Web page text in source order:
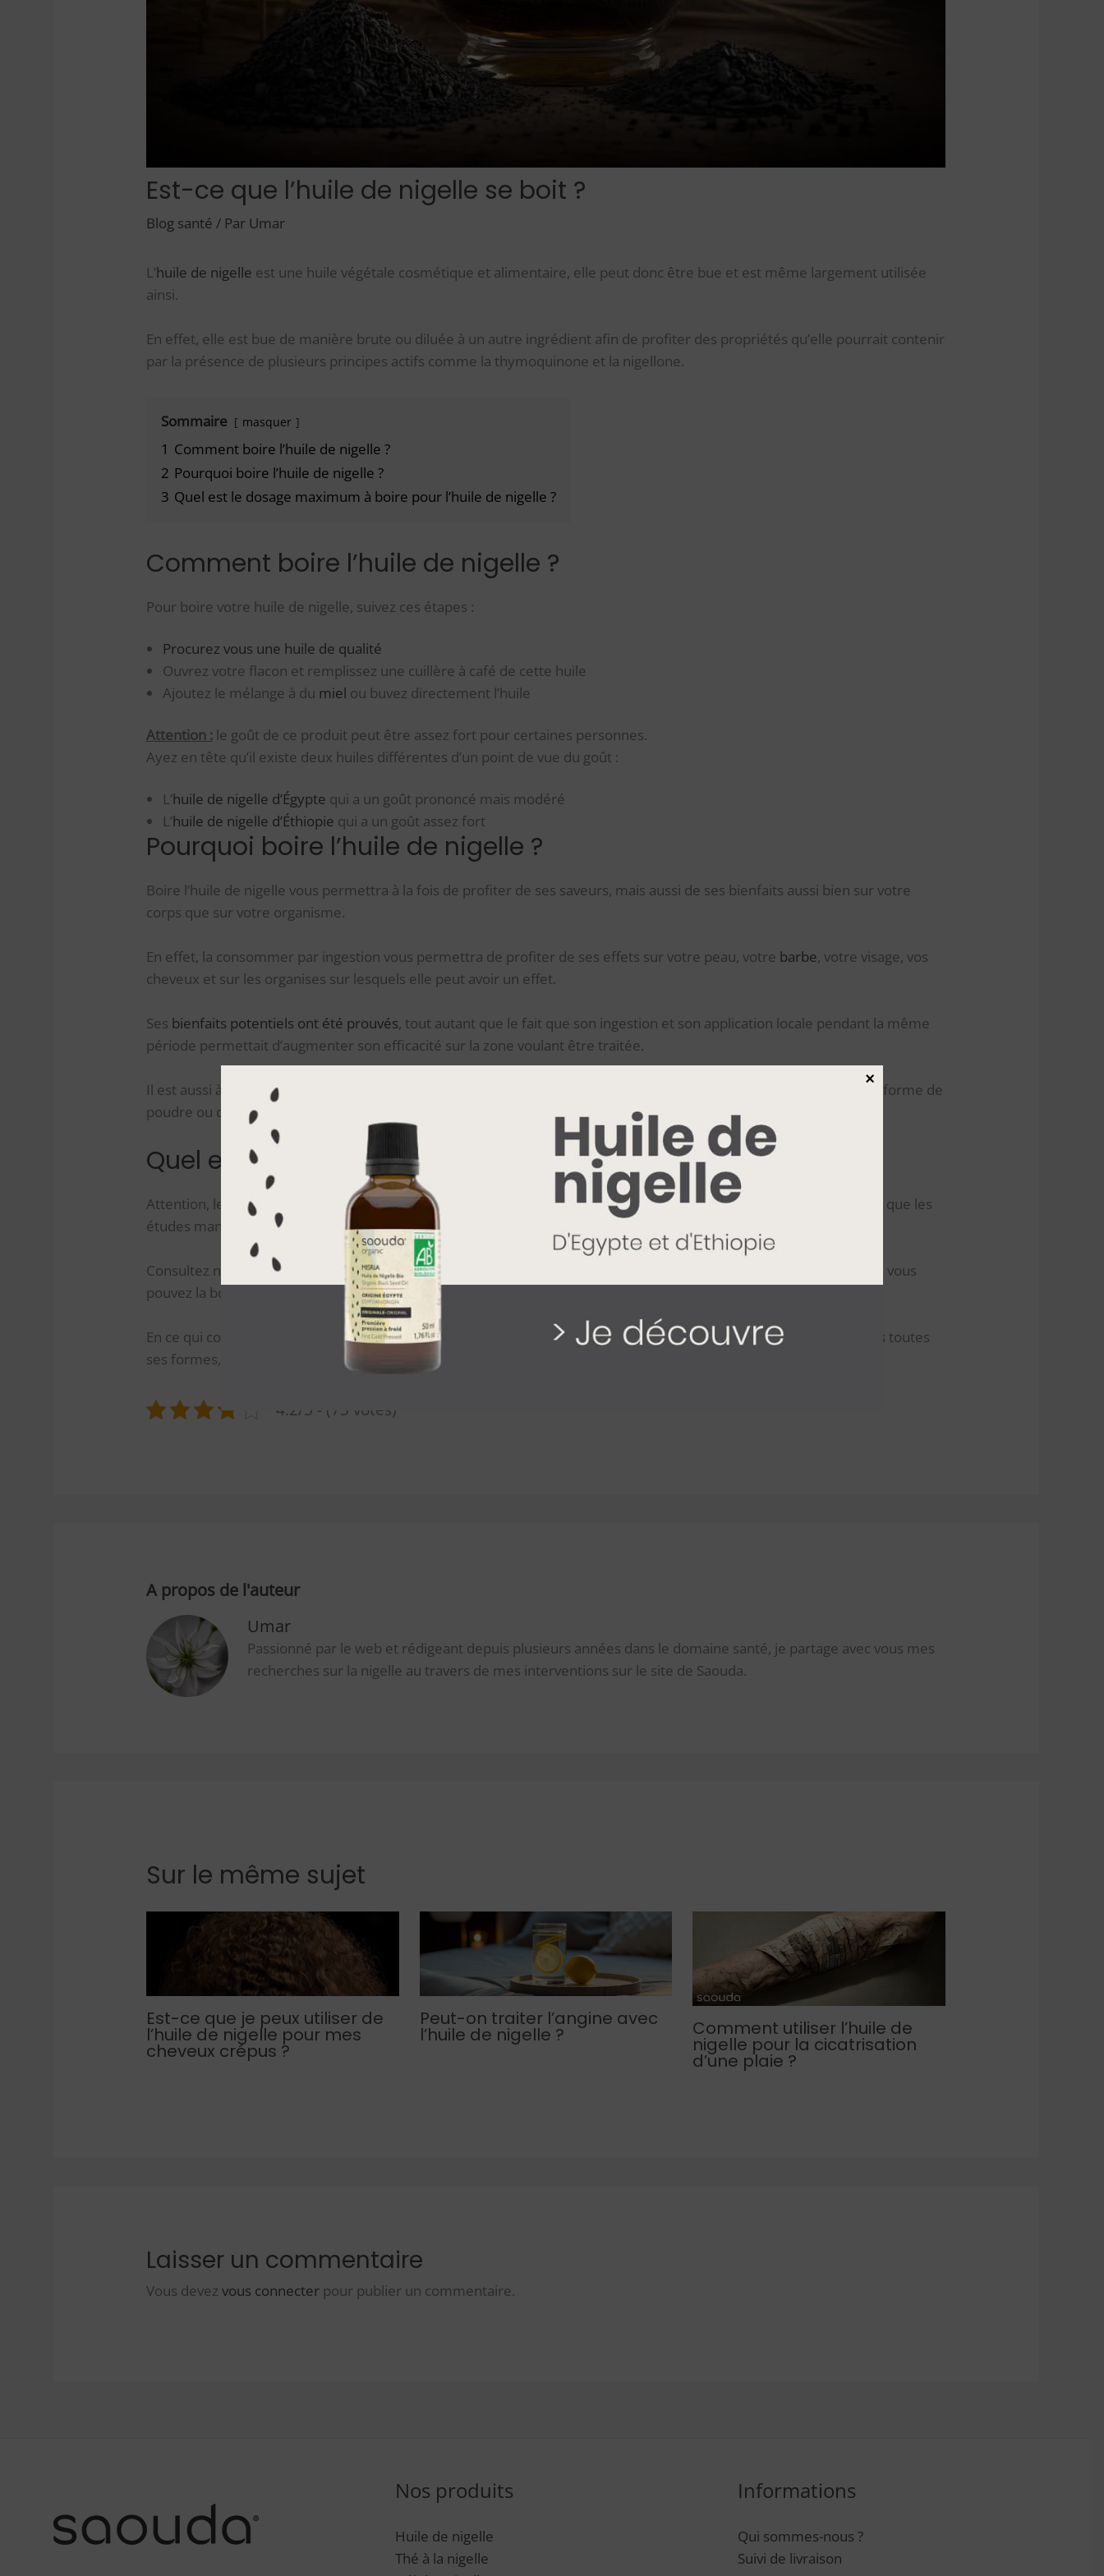
Est-ce que l’huile de nigelle se boit ?
Blog santé / Par Umar
L’huile de nigelle est une huile végétale cosmétique et alimentaire, elle peut donc être bue et est même largement utilisée
ainsi.
En effet, elle est bue de manière brute ou diluée à un autre ingrédient afin de profiter des propriétés qu’elle pourrait contenir
par la présence de plusieurs principes actifs comme la thymoquinone et la nigellone.
Sommaire masquer
1 Comment boire l’huile de nigelle ?
2 Pourquoi boire l’huile de nigelle ?
3 Quel est le dosage maximum à boire pour l’huile de nigelle ?
Comment boire l’huile de nigelle ?
Pour boire votre huile de nigelle, suivez ces étapes :
Procurez vous une huile de qualité
Ouvrez votre flacon et remplissez une cuillère à café de cette huile
Ajoutez le mélange à du miel ou buvez directement l’huile
Attention :le goût de ce produit peut être assez fort pour certaines personnes.
Ayez en tête qu’il existe deux huiles différentes d’un point de vue du goût :
L’huile de nigelle d’Égypte qui a un goût prononcé mais modéré
L’huile de nigelle d’Éthiopie qui a un goût assez fort
Pourquoi boire l’huile de nigelle ?
Boire l’huile de nigelle vous permettra à la fois de profiter de ses saveurs, mais aussi de ses bienfaits aussi bien sur votre
corps que sur votre organisme.
En effet, la consommer par ingestion vous permettra de profiter de ses effets sur votre peau, votre barbe, votre visage, vos
cheveux et sur les organises sur lesquels elle peut avoir un effet.
Ses bienfaits potentiels ont été prouvés, tout autant que le fait que son ingestion et son application locale pendant la même
période permettait d’augmenter son efficacité sur la zone voulant être traitée.
Il est aussi à noter que la prise de l’huile de nigelle est plus simple par son aspect liquide que de la consommer sous forme de
poudre ou de graine; bien que le dosage soit facilité par son conditionnement en gélules lorsqu’elle est en poudre.
Quel est le dosage maximum à boire pour l’huile de nigelle ?
Attention, les femmes enceintes et allaitantes ainsi que les enfants ne devraient pas boire cette huile à cause du fait que les
études manquent à leur sujet.
Consultez notre article sur les contre-indications de la consommation de l’huile de cumin noir pour vous assurer que vous
pouvez la boire tranquillement.
En ce qui concerne la dose maximale, nous vous conseillons 1 à 3 cuillères par jour. Afin de profiter de la nigelle sous toutes
ses formes, découvrez notre
boutique en ligne
4.2/5 - (73 votes)
A propos de l'auteur
Umar
Passionné par le web et rédigeant depuis plusieurs années dans le domaine santé, je partage avec vous mes
recherches sur la nigelle au travers de mes interventions sur le site de Saouda.
Sur le même sujet
Est-ce que je peux utiliser de
l’huile de nigelle pour mes
cheveux crépus ?
Peut-on traiter l’angine avec
l’huile de nigelle ? Comment utiliser l’huile de
nigelle pour la cicatrisation
d’une plaie ?
Laisser un commentaire
Vous devez vous connecterpour publier un commentaire.
Nos produits
Huile de nigelle
Thé à la nigelle
Informations
Qui sommes-nous ?
Suivi de livraison
×